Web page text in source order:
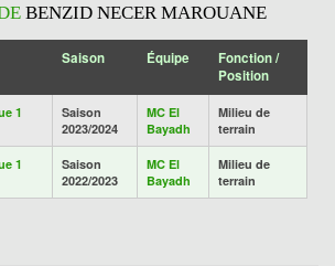
BENZID NECER MAROUANE
Saison Équipe
Fonction /
Position
1
Saison
2023/2024
MC El
Bayadh
Milieu de
terrain
1
Saison
2022/2023
MC El
Bayadh
Milieu de
terrain